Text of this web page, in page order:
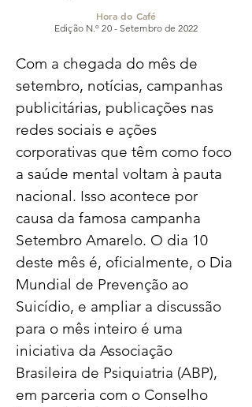
Hora do Café
Edição N.º 20 - Setembro de 2022
Com a chegada do mês de
setembro, notícias, campanhas
publicitárias, publicações nas
redes sociais e ações
corporativas que têm como foco
a saúde mental voltam à pauta
nacional. Isso acontece por
causa da famosa campanha
Setembro Amarelo. O dia 10
deste mês é, oficialmente, o Dia
Mundial de Prevenção ao
Suicídio, e ampliar a discussão
para o mês inteiro é uma
iniciativa da Associação
Brasileira de Psiquiatria (ABP),
em parceria com o Conselho